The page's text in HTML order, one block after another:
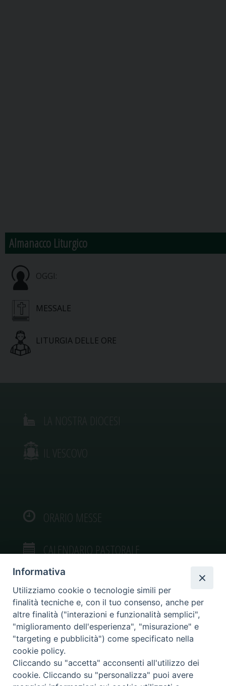
Almanacco Liturgico
OGGI:
MESSALE
LITURGIA DELLE ORE
IL VESCOVO
ORARIO MESSE
CALENDARIO PASTORALE
VIDEOGALLERY
PHOTOGALLERY
Informativa
Utilizziamo cookie o tecnologie simili per
finalità tecniche e, con il tuo consenso, anche per
altre finalità ("interazioni e funzionalità semplici",
"miglioramento dell'esperienza", "misurazione" e
"targeting e pubblicità") come specificato nella
cookie policy.
Cliccando su "accetta" acconsenti all'utilizzo dei
cookie. Cliccando su "personalizza" puoi avere